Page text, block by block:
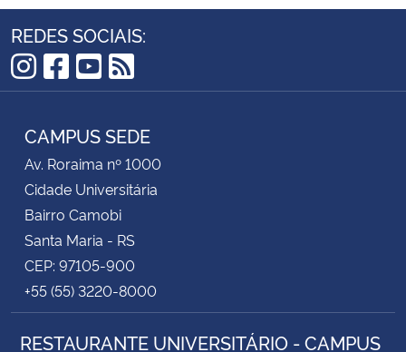
REDES SOCIAIS:
Instagram
Facebook
YouTube
RSS
CAMPUS SEDE
Av. Roraima nº 1000
Cidade Universitária
Bairro Camobi
Santa Maria - RS
CEP: 97105-900
+55 (55) 3220-8000
RESTAURANTE UNIVERSITÁRIO - CAMPUS